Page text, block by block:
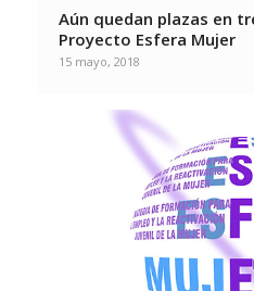
Aún quedan plazas en
Proyecto Esfera Mujer
15 mayo, 2018